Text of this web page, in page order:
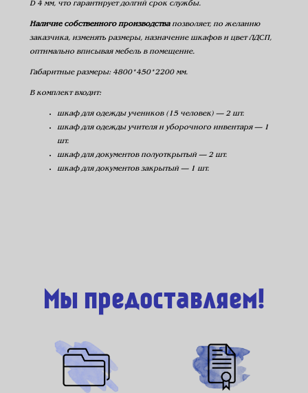
D 4 мм, что гарантирует долгий срок службы.
Наличие собственного производствапозволяет, по желанию
заказчика, изменять размеры, назначение шкафов и цвет ЛДСП,
оптимально вписывая мебель в помещение.
Габаритные размеры: 4800*450*2200 мм.
В комплект входит:
шкаф для одежды учеников (15 человек) — 2 шт.
шкаф для одежды учителя и уборочного инвентаря — 1
шт.
шкаф для документов полуоткрытый — 2 шт.
шкаф для документов закрытый — 1 шт.
Мы предоставляем!